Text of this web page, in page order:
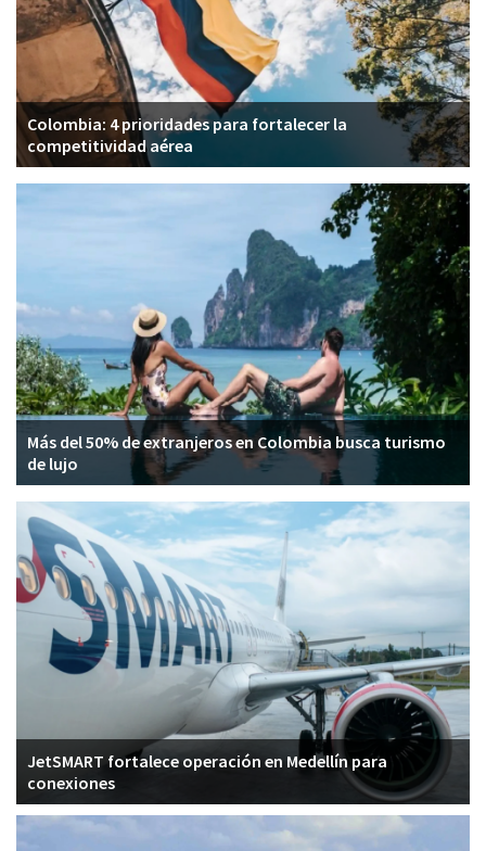
v
i
a
i
o
Colombia: 4 prioridades para fortalecer la
competitividad aérea
Más del 50% de extranjeros en Colombia busca turismo
de lujo
JetSMART fortalece operación en Medellín para
conexiones